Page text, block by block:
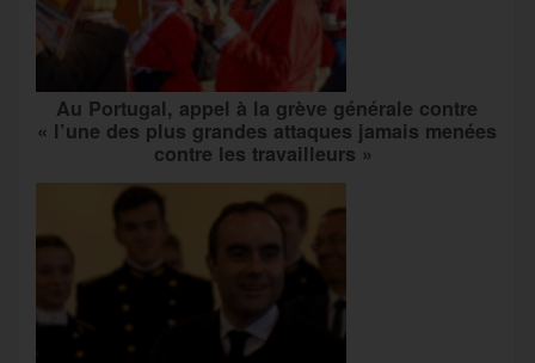
Au Portugal, appel à la grève générale contre
« l’une des plus grandes attaques jamais menées
contre les travailleurs »